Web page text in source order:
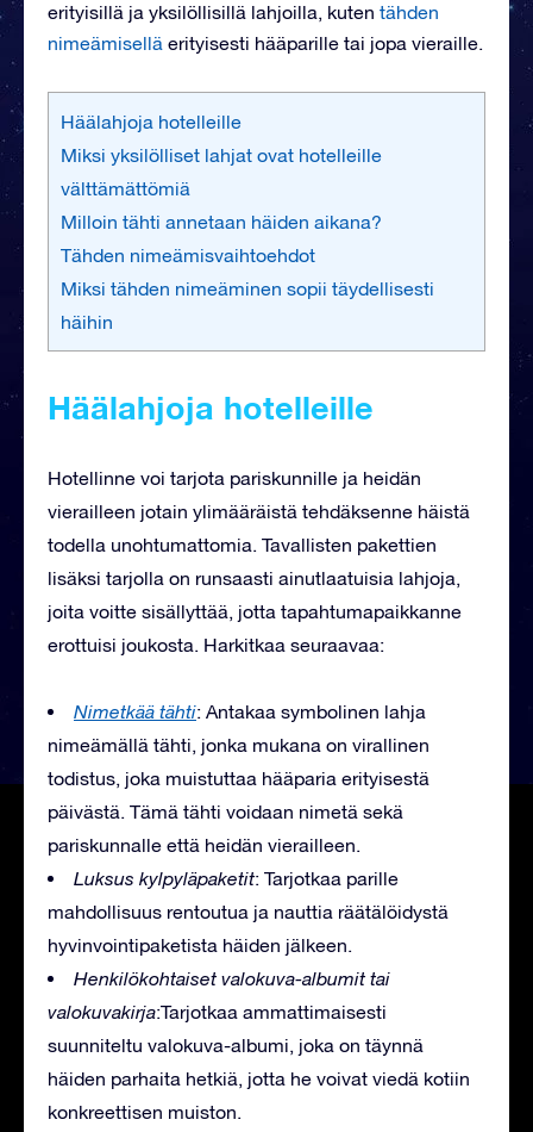
erityisillä ja yksilöllisillä lahjoilla, kuten tähden
nimeämisellä erityisesti hääparille tai jopa vieraille.
Häälahjoja hotelleille
Miksi yksilölliset lahjat ovat hotelleille
välttämättömiä
Milloin tähti annetaan häiden aikana?
Tähden nimeämisvaihtoehdot
Miksi tähden nimeäminen sopii täydellisesti
häihin
Häälahjoja hotelleille
Hotellinne voi tarjota pariskunnille ja heidän
vierailleen jotain ylimääräistä tehdäksenne häistä
todella unohtumattomia. Tavallisten pakettien
lisäksi tarjolla on runsaasti ainutlaatuisia lahjoja,
joita voitte sisällyttää, jotta tapahtumapaikkanne
erottuisi joukosta. Harkitkaa seuraavaa:
Nimetkää tähti: Antakaa symbolinen lahja
nimeämällä tähti, jonka mukana on virallinen
todistus, joka muistuttaa hääparia erityisestä
päivästä. Tämä tähti voidaan nimetä sekä
pariskunnalle että heidän vierailleen.
Luksus kylpyläpaketit: Tarjotkaa parille
mahdollisuus rentoutua ja nauttia räätälöidystä
hyvinvointipaketista häiden jälkeen.
Henkilökohtaiset valokuva-albumit tai
valokuvakirja:Tarjotkaa ammattimaisesti
suunniteltu valokuva-albumi, joka on täynnä
häiden parhaita hetkiä, jotta he voivat viedä kotiin
konkreettisen muiston.